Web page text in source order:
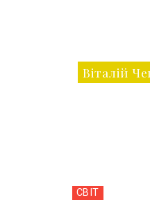
Віталій
СВІТ